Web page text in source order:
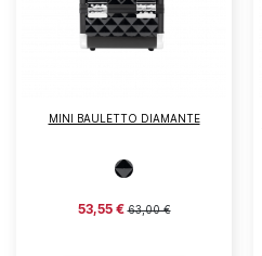
MINI BAULETTO DIAMANTE
53,55 €63,00 €